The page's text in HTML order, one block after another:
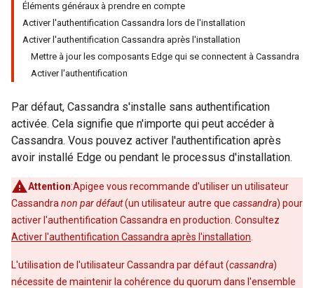
Éléments généraux à prendre en compte
Activer l'authentification Cassandra lors de l'installation
Activer l'authentification Cassandra après l'installation
Mettre à jour les composants Edge qui se connectent à Cassandra
Activer l'authentification
Par défaut, Cassandra s'installe sans authentification
activée. Cela signifie que n'importe qui peut accéder à
Cassandra. Vous pouvez activer l'authentification après
avoir installé Edge ou pendant le processus d'installation.
Attention:Apigee vous recommande d'utiliser un utilisateur
Cassandra non par défaut(un utilisateur autre que cassandra) pour
activer l'authentification Cassandra en production. Consultez
Activer l'authentification Cassandra après l'installation
L'utilisation de l'utilisateur Cassandra par défaut (cassandra)
nécessite de maintenir la cohérence du quorum dans l'ensemble